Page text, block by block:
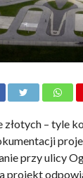
złotych – tyle
przy ulicy
projekt